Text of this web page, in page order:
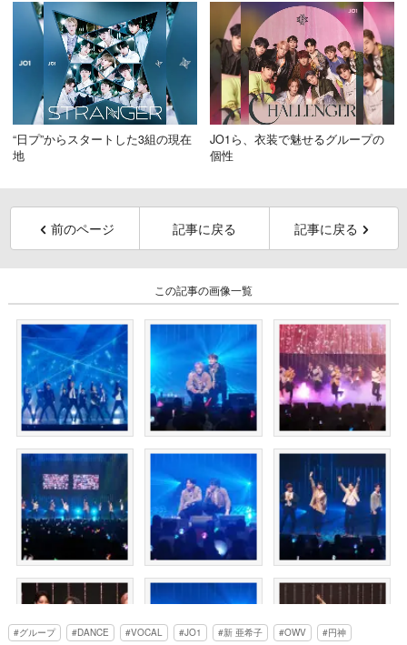
“日プ”からスタートした3組の現在
地
JO1ら、衣装で魅せるグループの
個性
前のページ 記事に戻る 記事に戻る
この記事の画像一覧
グループ DANCE VOCAL JO1 新 亜希子 OWV 円神